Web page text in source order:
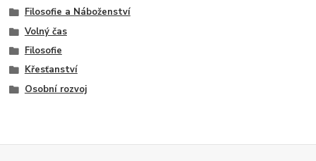
Filosofie a Náboženství
Volný čas
Filosofie
Křesťanství
Osobní rozvoj